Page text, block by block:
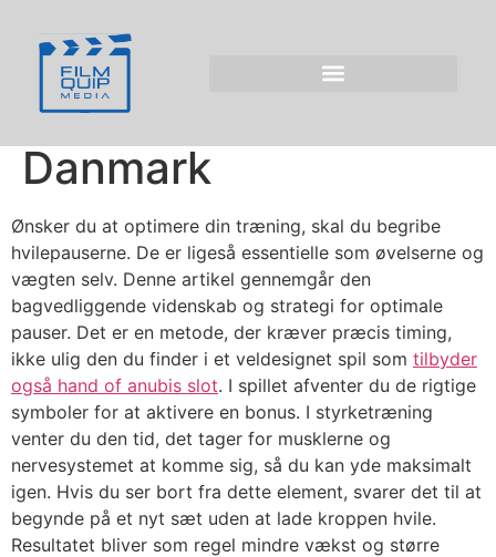
Hand of Anubis Slot
Imellem sæt i
Danmark
Ønsker du at optimere din træning, skal du begribe
hvilepauserne. De er ligeså essentielle som øvelserne og
vægten selv. Denne artikel gennemgår den
bagvedliggende videnskab og strategi for optimale
pauser. Det er en metode, der kræver præcis timing,
ikke ulig den du finder i et veldesignet spil som tilbyder
også hand of anubis slot. I spillet afventer du de rigtige
symboler for at aktivere en bonus. I styrketræning
venter du den tid, det tager for musklerne og
nervesystemet at komme sig, så du kan yde maksimalt
igen. Hvis du ser bort fra dette element, svarer det til at
begynde på et nyt sæt uden at lade kroppen hvile.
Resultatet bliver som regel mindre vækst og større